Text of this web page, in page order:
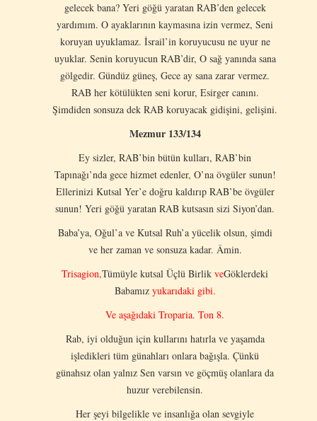
gelecek bana? Yeri göğü yaratan RAB’den gelecek
yardımım. O ayaklarının kaymasına izin vermez, Seni
koruyan uyuklamaz. İsrail’in koruyucusu ne uyur ne
uyuklar. Senin koruyucun RAB’dir, O sağ yanında sana
gölgedir. Gündüz güneş, Gece ay sana zarar vermez.
RAB her kötülükten seni korur, Esirger canını.
Şimdiden sonsuza dek RAB koruyacak gidişini, gelişini.
Mezmur 133/134
Ey sizler, RAB’bin bütün kulları, RAB’bin
Tapınağı’nda gece hizmet edenler, O’na övgüler sunun!
Ellerinizi Kutsal Yer’e doğru kaldırıp RAB’be övgüler
sunun! Yeri göğü yaratan RAB kutsasın sizi Siyon’dan.
Baba’ya, Oğul’a ve Kutsal Ruh’a yücelik olsun, şimdi
ve her zaman ve sonsuza kadar. Âmin.
Trisagion,Tümüyle kutsal Üçlü Birlik veGöklerdeki
Babamız yukarıdaki gibi.
Ve aşağıdaki Troparia. Ton 8.
Rab, iyi olduğun için kullarını hatırla ve yaşamda
işledikleri tüm günahları onlara bağışla. Çünkü
günahsız olan yalnız Sen varsın ve göçmüş olanlara da
huzur verebilensin.
Her şeyi bilgelikle ve insanlığa olan sevgiyle